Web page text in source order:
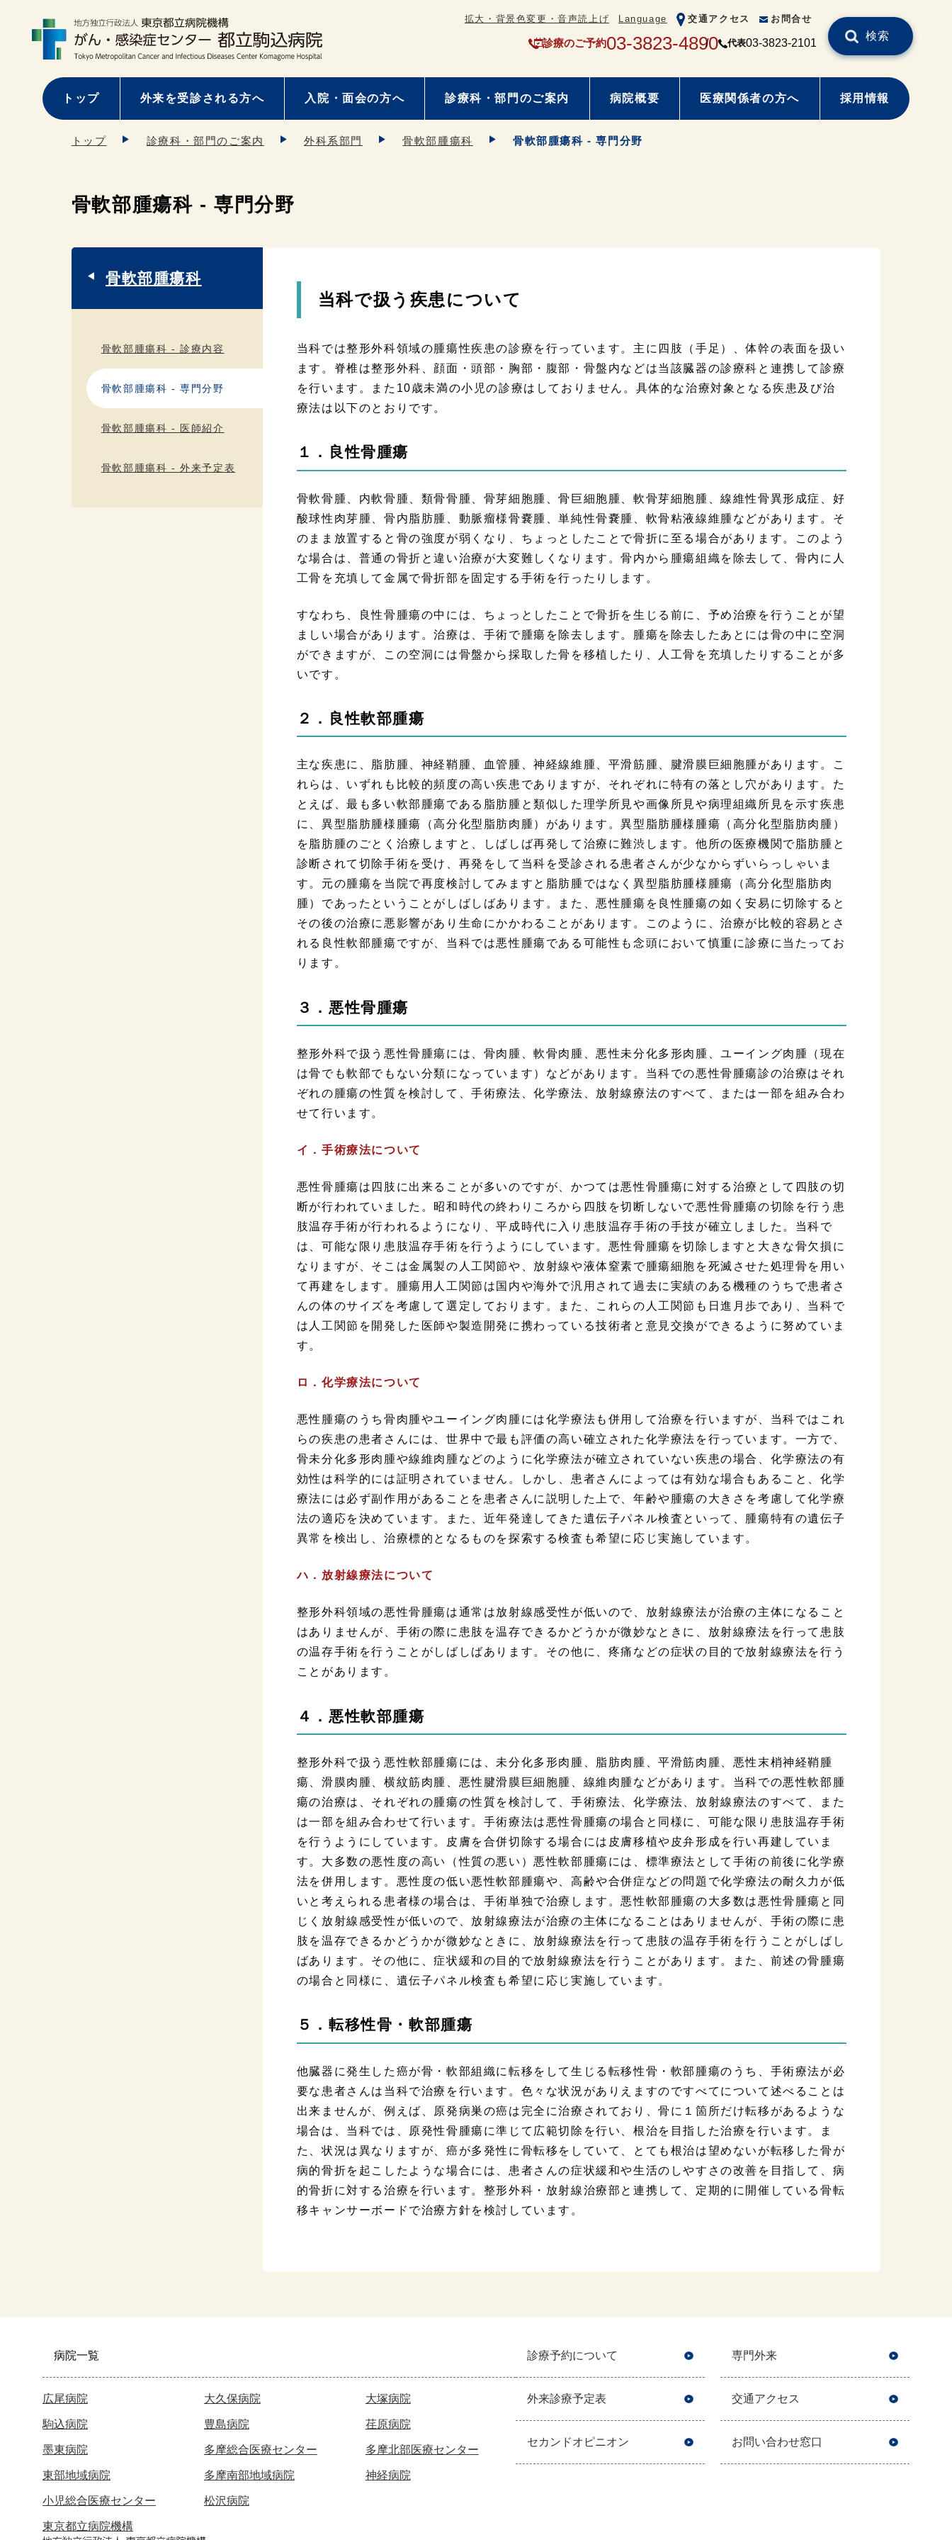
拡大・背景色変更・音声読上げ Language 交通アクセス お問合せ
診療のご予約03-3823-4890 代表03-3823-2101
検索
トップ 外来を受診される方へ 入院・面会の方へ 診療科・部門のご案内 病院概要 医療関係者の方へ 採用情報
トップ 診療科・部門のご案内 外科系部門 骨軟部腫瘍科 骨軟部腫瘍科 - 専門分野
骨軟部腫瘍科 - 専門分野
当科で扱う疾患について
当科では整形外科領域の腫瘍性疾患の診療を行っています。主に四肢（手足）、体幹の表面を扱い
ます。脊椎は整形外科、顔面・頭部・胸部・腹部・骨盤内などは当該臓器の診療科と連携して診療
を行います。また10歳未満の小児の診療はしておりません。具体的な治療対象となる疾患及び治
療法は以下のとおりです。
１．良性骨腫瘍
骨軟骨腫、内軟骨腫、類骨骨腫、骨芽細胞腫、骨巨細胞腫、軟骨芽細胞腫、線維性骨異形成症、好
酸球性肉芽腫、骨内脂肪腫、動脈瘤様骨嚢腫、単純性骨嚢腫、軟骨粘液線維腫などがあります。そ
のまま放置すると骨の強度が弱くなり、ちょっとしたことで骨折に至る場合があります。このよう
な場合は、普通の骨折と違い治療が大変難しくなります。骨内から腫瘍組織を除去して、骨内に人
工骨を充填して金属で骨折部を固定する手術を行ったりします。
すなわち、良性骨腫瘍の中には、ちょっとしたことで骨折を生じる前に、予め治療を行うことが望
ましい場合があります。治療は、手術で腫瘍を除去します。腫瘍を除去したあとには骨の中に空洞
ができますが、この空洞には骨盤から採取した骨を移植したり、人工骨を充填したりすることが多
いです。
２．良性軟部腫瘍
主な疾患に、脂肪腫、神経鞘腫、血管腫、神経線維腫、平滑筋腫、腱滑膜巨細胞腫があります。こ
れらは、いずれも比較的頻度の高い疾患でありますが、それぞれに特有の落とし穴があります。た
とえば、最も多い軟部腫瘍である脂肪腫と類似した理学所見や画像所見や病理組織所見を示す疾患
に、異型脂肪腫様腫瘍（高分化型脂肪肉腫）があります。異型脂肪腫様腫瘍（高分化型脂肪肉腫）
を脂肪腫のごとく治療しますと、しばしば再発して治療に難渋します。他所の医療機関で脂肪腫と
診断されて切除手術を受け、再発をして当科を受診される患者さんが少なからずいらっしゃいま
す。元の腫瘍を当院で再度検討してみますと脂肪腫ではなく異型脂肪腫様腫瘍（高分化型脂肪肉
腫）であったということがしばしばあります。また、悪性腫瘍を良性腫瘍の如く安易に切除すると
その後の治療に悪影響があり生命にかかわることがあります。このように、治療が比較的容易とさ
れる良性軟部腫瘍ですが、当科では悪性腫瘍である可能性も念頭において慎重に診療に当たってお
ります。
３．悪性骨腫瘍
整形外科で扱う悪性骨腫瘍には、骨肉腫、軟骨肉腫、悪性未分化多形肉腫、ユーイング肉腫（現在
は骨でも軟部でもない分類になっています）などがあります。当科での悪性骨腫瘍診の治療はそれ
ぞれの腫瘍の性質を検討して、手術療法、化学療法、放射線療法のすべて、または一部を組み合わ
せて行います。
イ．手術療法について
悪性骨腫瘍は四肢に出来ることが多いのですが、かつては悪性骨腫瘍に対する治療として四肢の切
断が行われていました。昭和時代の終わりころから四肢を切断しないで悪性骨腫瘍の切除を行う患
肢温存手術が行われるようになり、平成時代に入り患肢温存手術の手技が確立しました。当科で
は、可能な限り患肢温存手術を行うようにしています。悪性骨腫瘍を切除しますと大きな骨欠損に
なりますが、そこは金属製の人工関節や、放射線や液体窒素で腫瘍細胞を死滅させた処理骨を用い
て再建をします。腫瘍用人工関節は国内や海外で汎用されて過去に実績のある機種のうちで患者さ
んの体のサイズを考慮して選定しております。また、これらの人工関節も日進月歩であり、当科で
は人工関節を開発した医師や製造開発に携わっている技術者と意見交換ができるように努めていま
す。
ロ．化学療法について
悪性腫瘍のうち骨肉腫やユーイング肉腫には化学療法も併用して治療を行いますが、当科ではこれ
らの疾患の患者さんには、世界中で最も評価の高い確立された化学療法を行っています。一方で、
骨未分化多形肉腫や線維肉腫などのように化学療法が確立されていない疾患の場合、化学療法の有
効性は科学的には証明されていません。しかし、患者さんによっては有効な場合もあること、化学
療法には必ず副作用があることを患者さんに説明した上で、年齢や腫瘍の大きさを考慮して化学療
法の適応を決めています。また、近年発達してきた遺伝子パネル検査といって、腫瘍特有の遺伝子
異常を検出し、治療標的となるものを探索する検査も希望に応じ実施しています。
ハ．放射線療法について
整形外科領域の悪性骨腫瘍は通常は放射線感受性が低いので、放射線療法が治療の主体になること
はありませんが、手術の際に患肢を温存できるかどうかが微妙なときに、放射線療法を行って患肢
の温存手術を行うことがしばしばあります。その他に、疼痛などの症状の目的で放射線療法を行う
ことがあります。
４．悪性軟部腫瘍
整形外科で扱う悪性軟部腫瘍には、未分化多形肉腫、脂肪肉腫、平滑筋肉腫、悪性末梢神経鞘腫
瘍、滑膜肉腫、横紋筋肉腫、悪性腱滑膜巨細胞腫、線維肉腫などがあります。当科での悪性軟部腫
瘍の治療は、それぞれの腫瘍の性質を検討して、手術療法、化学療法、放射線療法のすべて、また
は一部を組み合わせて行います。手術療法は悪性骨腫瘍の場合と同様に、可能な限り患肢温存手術
を行うようにしています。皮膚を合併切除する場合には皮膚移植や皮弁形成を行い再建していま
す。大多数の悪性度の高い（性質の悪い）悪性軟部腫瘍には、標準療法として手術の前後に化学療
法を併用します。悪性度の低い悪性軟部腫瘍や、高齢や合併症などの問題で化学療法の耐久力が低
いと考えられる患者様の場合は、手術単独で治療します。悪性軟部腫瘍の大多数は悪性骨腫瘍と同
じく放射線感受性が低いので、放射線療法が治療の主体になることはありませんが、手術の際に患
肢を温存できるかどうかが微妙なときに、放射線療法を行って患肢の温存手術を行うことがしばし
ばあります。その他に、症状緩和の目的で放射線療法を行うことがあります。また、前述の骨腫瘍
の場合と同様に、遺伝子パネル検査も希望に応じ実施しています。
５．転移性骨・軟部腫瘍
他臓器に発生した癌が骨・軟部組織に転移をして生じる転移性骨・軟部腫瘍のうち、手術療法が必
要な患者さんは当科で治療を行います。色々な状況がありえますのですべてについて述べることは
出来ませんが、例えば、原発病巣の癌は完全に治療されており、骨に１箇所だけ転移があるような
場合は、当科では、原発性骨腫瘍に準じて広範切除を行い、根治を目指した治療を行います。ま
た、状況は異なりますが、癌が多発性に骨転移をしていて、とても根治は望めないが転移した骨が
病的骨折を起こしたような場合には、患者さんの症状緩和や生活のしやすさの改善を目指して、病
的骨折に対する治療を行います。整形外科・放射線治療部と連携して、定期的に開催している骨転
移キャンサーボードで治療方針を検討しています。
骨軟部腫瘍科
骨軟部腫瘍科 - 診療内容
骨軟部腫瘍科 - 専門分野
骨軟部腫瘍科 - 医師紹介
骨軟部腫瘍科 - 外来予定表
病院一覧
広尾病院 大久保病院 大塚病院
駒込病院 豊島病院 荏原病院
墨東病院 多摩総合医療センター 多摩北部医療センター
東部地域病院 多摩南部地域病院 神経病院
小児総合医療センター 松沢病院
東京都立病院機構
診療予約について
外来診療予定表
セカンドオピニオン
専門外来
交通アクセス
お問い合わせ窓口